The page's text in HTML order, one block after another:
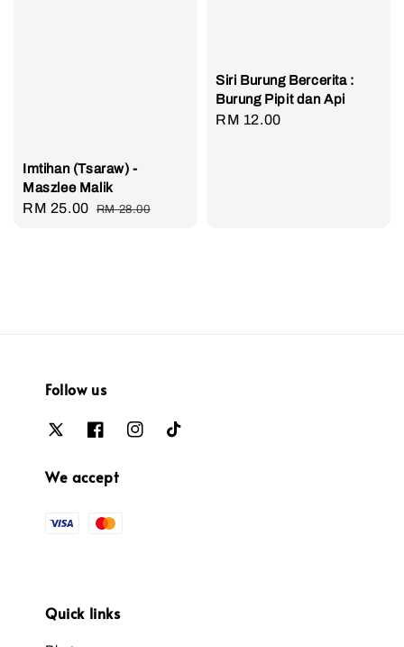
Imtihan (Tsaraw) -
Maszlee Malik
Sale
RM 25.00 Regular
RM 28.00
Siri Burung Bercerita :
Burung Pipit dan Api
Regular
RM 12.00
Follow us
We accept
Quick links